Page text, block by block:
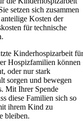
setzen sich zusammen
Kosten der
für technische
Kinderhospizarbeit
Hospizfamilien können
oder nur stark
sorgen und bewegen
Mit Ihrer Spende
diese Familien sich so
ihrem Kind zu
bleiben.